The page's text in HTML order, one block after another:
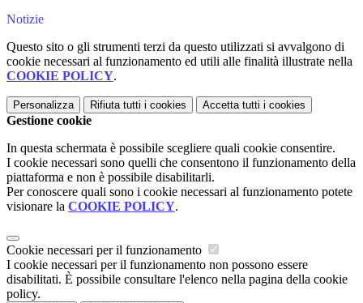
Notizie
Questo sito o gli strumenti terzi da questo utilizzati si avvalgono di
cookie necessari al funzionamento ed utili alle finalità illustrate nella
COOKIE POLICY.
Personalizza Rifiuta tutti i cookies Accetta tutti i cookies
Gestione cookie
In questa schermata è possibile scegliere quali cookie consentire.
I cookie necessari sono quelli che consentono il funzionamento della
piattaforma e non è possibile disabilitarli.
Per conoscere quali sono i cookie necessari al funzionamento potete
visionare la COOKIE POLICY.
Cookie necessari per il funzionamento
I cookie necessari per il funzionamento non possono essere
disabilitati. È possibile consultare l'elenco nella pagina della cookie
policy.